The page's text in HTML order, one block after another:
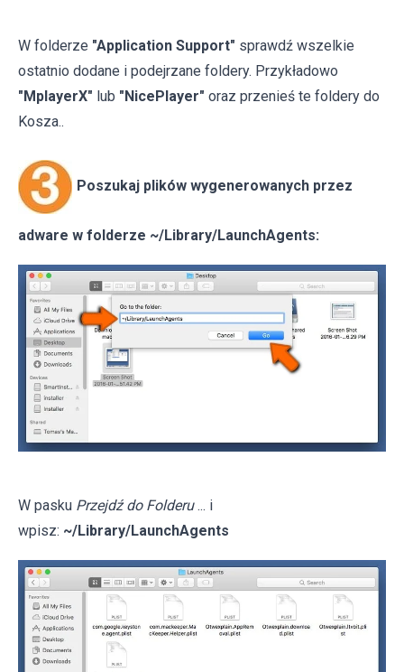
W folderze "Application Support" sprawdź wszelkie
ostatnio dodane i podejrzane foldery. Przykładowo
"MplayerX" lub "NicePlayer" oraz przenieś te foldery do
Kosza..
Poszukaj plików wygenerowanych przez
adware w folderze ~/Library/LaunchAgents:
W pasku Przejdź do Folderu ... i
wpisz: ~/Library/LaunchAgents